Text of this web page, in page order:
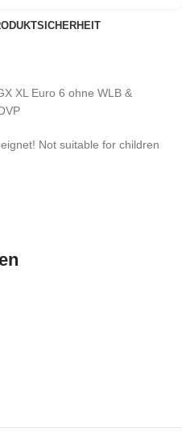
XL Euro 6 ohne WLB &
Not suitable for children